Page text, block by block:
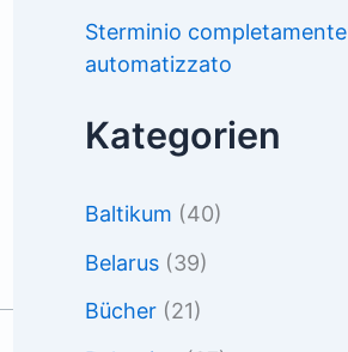
Sterminio completamente
automatizzato
Kategorien
Baltikum (40)
Belarus (39)
Bücher (21)